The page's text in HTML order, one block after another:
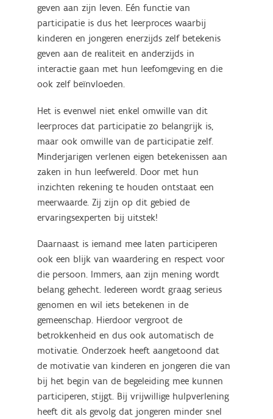
geven aan zijn leven. Eén functie van
participatie is dus het leerproces waarbij
kinderen en jongeren enerzijds zelf betekenis
geven aan de realiteit en anderzijds in
interactie gaan met hun leefomgeving en die
ook zelf beïnvloeden.
Het is evenwel niet enkel omwille van dit
leerproces dat participatie zo belangrijk is,
maar ook omwille van de participatie zelf.
Minderjarigen verlenen eigen betekenissen aan
zaken in hun leefwereld. Door met hun
inzichten rekening te houden ontstaat een
meerwaarde. Zij zijn op dit gebied de
ervaringsexperten bij uitstek!
Daarnaast is iemand mee laten participeren
ook een blijk van waardering en respect voor
die persoon. Immers, aan zijn mening wordt
belang gehecht. Iedereen wordt graag serieus
genomen en wil iets betekenen in de
gemeenschap. Hierdoor vergroot de
betrokkenheid en dus ook automatisch de
motivatie. Onderzoek heeft aangetoond dat
de motivatie van kinderen en jongeren die van
bij het begin van de begeleiding mee kunnen
participeren, stijgt. Bij vrijwillige hulpverlening
heeft dit als gevolg dat jongeren minder snel